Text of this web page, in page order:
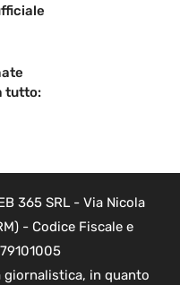
tutto:
365 SRL - Via Nicola
- Codice Fiscale e
giornalistica, in quanto